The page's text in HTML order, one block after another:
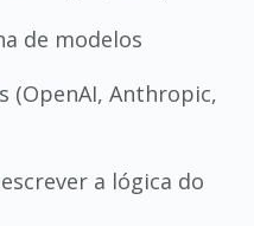
de modelos
(OpenAI, Anthropic,
a lógica do